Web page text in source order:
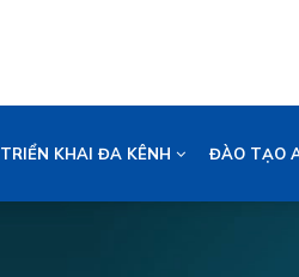
TRIỂN KHAI ĐA KÊNH ĐÀO TẠO